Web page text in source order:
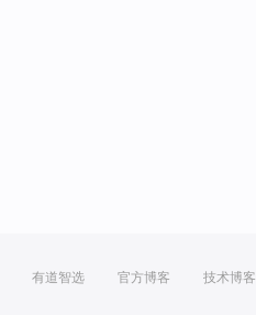
有道智选 官方博客 技术博客